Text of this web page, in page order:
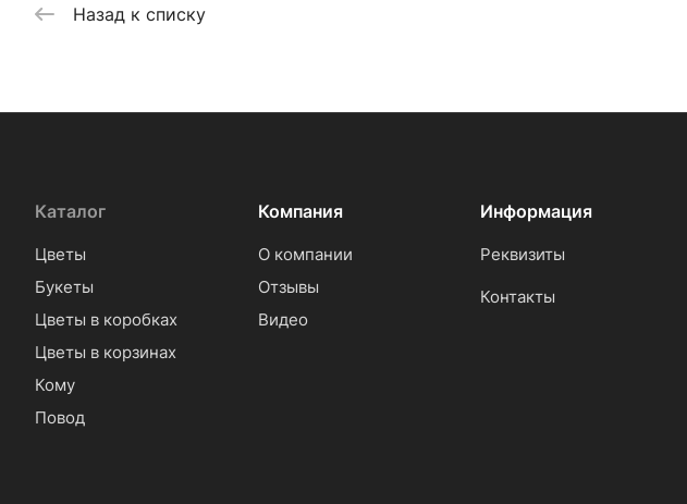
Назад к списку
Каталог
Цветы
Букеты
Цветы в коробках
Цветы в корзинах
Кому
Повод
Компания
О компании
Отзывы
Видео
Информация
Реквизиты
Контакты